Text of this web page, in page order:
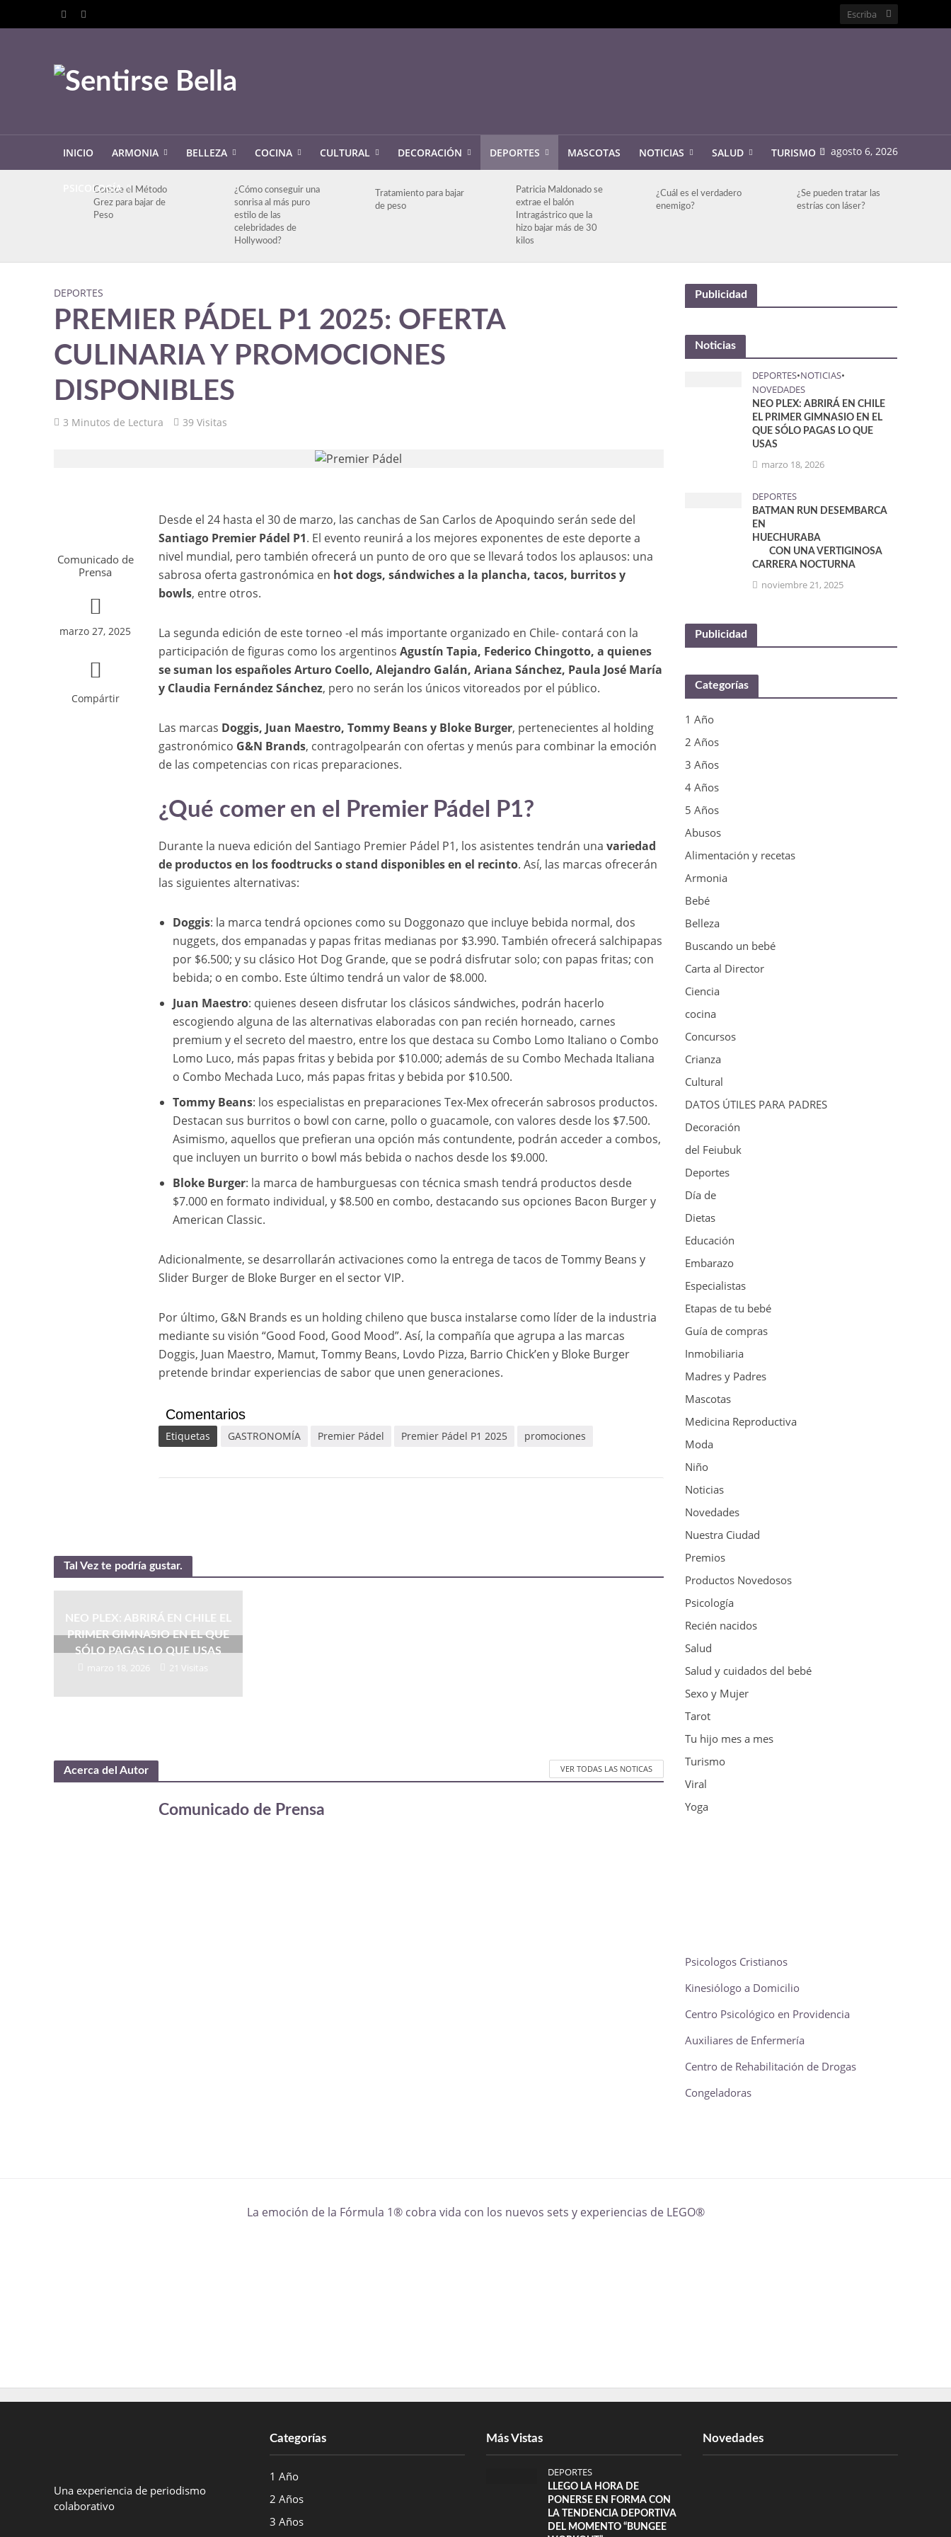
INICIO ARMONIA BELLEZA COCINA CULTURAL DECORACIÓN DEPORTES MASCOTAS NOTICIAS SALUD TURISMO
PSICOLOGÍA
agosto 6, 2026
Conoce el Método
Grez para bajar de
Peso
¿Cómo conseguir una
sonrisa al más puro
estilo de las
celebridades de
Hollywood?
Tratamiento para bajar
de peso
Patricia Maldonado se
extrae el balón
Intragástrico que la
hizo bajar más de 30
kilos
¿Cuál es el verdadero
enemigo?
¿Se pueden tratar las
estrías con láser?
DEPORTES
PREMIER PÁDEL P1 2025: OFERTA
CULINARIA Y PROMOCIONES
DISPONIBLES
3 Minutos de Lectura 39 Visitas
Comunicado de
Prensa
marzo 27, 2025
Compártir
Desde el 24 hasta el 30 de marzo, las canchas de San Carlos de Apoquindo serán sede del
Santiago Premier Pádel P1. El evento reunirá a los mejores exponentes de este deporte a
nivel mundial, pero también ofrecerá un punto de oro que se llevará todos los aplausos: una
sabrosa oferta gastronómica en hot dogs, sándwiches a la plancha, tacos, burritos y
bowls, entre otros.
La segunda edición de este torneo -el más importante organizado en Chile- contará con la
participación de figuras como los argentinosAgustín Tapia, Federico Chingotto, a quienes
se suman los españoles Arturo Coello, Alejandro Galán, Ariana Sánchez, Paula José María
y Claudia Fernández Sánchez, pero no serán los únicos vitoreados por el público.
Las marcas Doggis, Juan Maestro, Tommy Beans y Bloke Burger, pertenecientes al holding
gastronómico G&N Brands, contragolpearán con ofertas y menús para combinar la emoción
de las competencias con ricas preparaciones.
¿Qué comer en el Premier Pádel P1?
Durante la nueva edición del Santiago Premier Pádel P1, los asistentes tendrán una variedad
de productos en los foodtrucks o stand disponibles en el recinto. Así, las marcas ofrecerán
las siguientes alternativas:
Doggis: la marca tendrá opciones como su Doggonazo que incluye bebida normal, dos
nuggets, dos empanadas y papas fritas medianas por $3.990. También ofrecerá salchipapas
por $6.500; y su clásico Hot Dog Grande, que se podrá disfrutar solo; con papas fritas; con
bebida; o en combo. Este último tendrá un valor de $8.000.
Juan Maestro: quienes deseen disfrutar los clásicos sándwiches, podrán hacerlo
escogiendo alguna de las alternativas elaboradas con pan recién horneado, carnes
premium y el secreto del maestro, entre los que destaca su Combo Lomo Italiano o Combo
Lomo Luco, más papas fritas y bebida por $10.000; además de su Combo Mechada Italiana
o Combo Mechada Luco, más papas fritas y bebida por $10.500.
Tommy Beans: los especialistas en preparaciones Tex-Mex ofrecerán sabrosos productos.
Destacan sus burritos o bowl con carne, pollo o guacamole, con valores desde los $7.500.
Asimismo, aquellos que prefieran una opción más contundente, podrán acceder a combos,
que incluyen un burrito o bowl más bebida o nachos desde los $9.000.
Bloke Burger: la marca de hamburguesas con técnica smash tendrá productos desde
$7.000 en formato individual, y $8.500 en combo, destacando sus opciones Bacon Burger y
American Classic.
Adicionalmente, se desarrollarán activaciones como la entrega de tacos de Tommy Beans y
Slider Burger de Bloke Burger en el sector VIP.
Por último, G&N Brands es un holding chileno que busca instalarse como líder de la industria
mediante su visión “Good Food, Good Mood”. Así, la compañía que agrupa a las marcas
Doggis, Juan Maestro, Mamut, Tommy Beans, Lovdo Pizza, Barrio Chick’en y Bloke Burger
pretende brindar experiencias de sabor que unen generaciones.
Comentarios
Etiquetas GASTRONOMÍA Premier Pádel Premier Pádel P1 2025 promociones
Tal Vez te podría gustar.
NEO PLEX: ABRIRÁ EN CHILE EL
PRIMER GIMNASIO EN EL QUE
SÓLO PAGAS LO QUE USAS
marzo 18, 2026 21 Visitas
Acerca del Autor VER TODAS LAS NOTICAS
Comunicado de Prensa
Publicidad
Noticias
DEPORTES•NOTICIAS•
NOVEDADES
NEO PLEX: ABRIRÁ EN CHILE
EL PRIMER GIMNASIO EN EL
QUE SÓLO PAGAS LO QUE
USAS
marzo 18, 2026
DEPORTES
BATMAN RUN DESEMBARCA
EN
HUECHURABA
CON UNA VERTIGINOSA
CARRERA NOCTURNA
noviembre 21, 2025
Publicidad
Categorías
1 Año
2 Años
3 Años
4 Años
5 Años
Abusos
Alimentación y recetas
Armonia
Bebé
Belleza
Buscando un bebé
Carta al Director
Ciencia
cocina
Concursos
Crianza
Cultural
DATOS ÚTILES PARA PADRES
Decoración
del Feiubuk
Deportes
Día de
Dietas
Educación
Embarazo
Especialistas
Etapas de tu bebé
Guía de compras
Inmobiliaria
Madres y Padres
Mascotas
Medicina Reproductiva
Moda
Niño
Noticias
Novedades
Nuestra Ciudad
Premios
Productos Novedosos
Psicología
Recién nacidos
Salud
Salud y cuidados del bebé
Sexo y Mujer
Tarot
Tu hijo mes a mes
Turismo
Viral
Yoga
Psicologos Cristianos
Kinesiólogo a Domicilio
Centro Psicológico en Providencia
Auxiliares de Enfermería
Centro de Rehabilitación de Drogas
Congeladoras
La emoción de la Fórmula 1® cobra vida con los nuevos sets y experiencias de LEGO®
Una experiencia de periodismo
colaborativo
Categorías
1 Año
2 Años
3 Años
Más Vistas
DEPORTES
LLEGO LA HORA DE
PONERSE EN FORMA CON
LA TENDENCIA DEPORTIVA
DEL MOMENTO “BUNGEE
Novedades